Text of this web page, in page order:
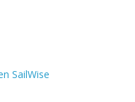
SailWise